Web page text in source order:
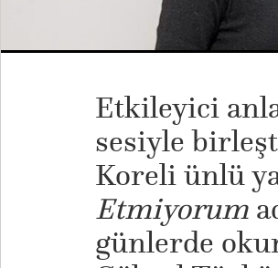
Etkileyici
sesiyle
Koreli ünlü
Etmiyorum
günlerde